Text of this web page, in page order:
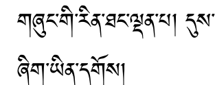
གཞུང་གི་རིན་ཐང་ལྡན་པ།
ཞིག་ཡིན་དགོས།